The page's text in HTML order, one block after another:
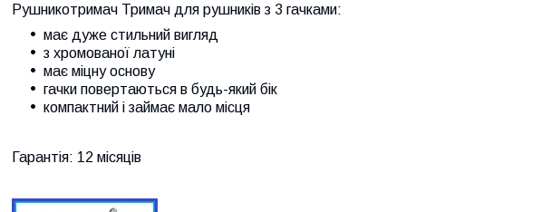
Рушникотримач Тримач для рушників з 3 гачками:
має дуже стильний вигляд
з хромованої латуні
має міцну основу
гачки повертаються в будь-який бік
компактний і займає мало місця
Гарантія: 12 місяців